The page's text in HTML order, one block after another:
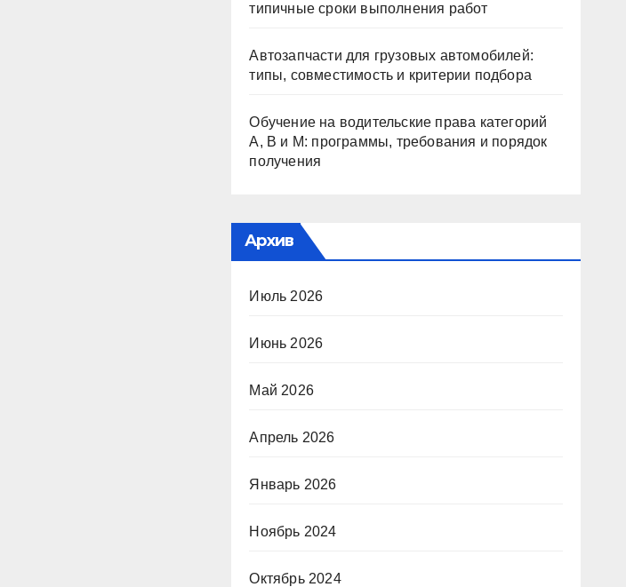
типичные сроки выполнения работ
Автозапчасти для грузовых автомобилей:
типы, совместимость и критерии подбора
Обучение на водительские права категорий
A, B и M: программы, требования и порядок
получения
Архив
Июль 2026
Июнь 2026
Май 2026
Апрель 2026
Январь 2026
Ноябрь 2024
Октябрь 2024